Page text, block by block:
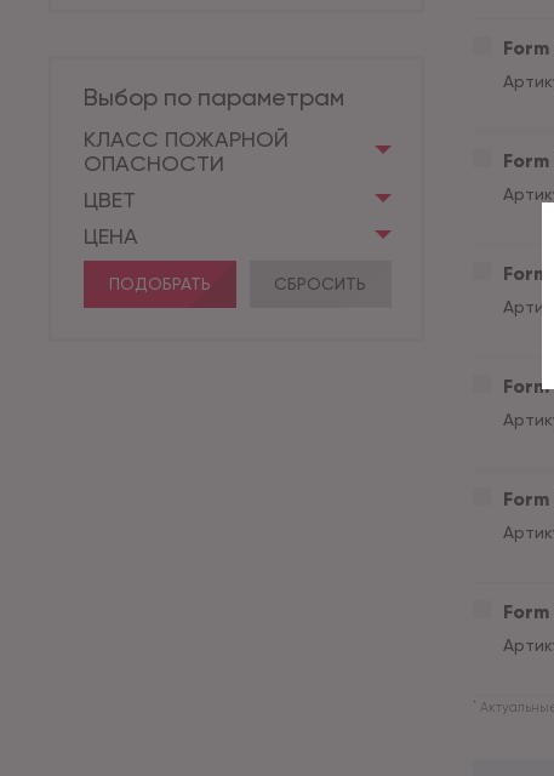
Выбор по параметрам
КЛАСС ПОЖАРНОЙ
ОПАСНОСТИ
ЦВЕТ
ЦЕНА
ПОДОБРАТЬ СБРОСИТЬ Form
*